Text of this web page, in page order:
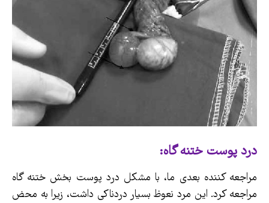
درد پوست ختنه گاه:
مراجعه کننده بعدی ما، با مشکل درد پوست بخش ختنه گاه
مراجعه کرد. این مرد نعوظ بسیار دردناکی داشت، زیرا به محض